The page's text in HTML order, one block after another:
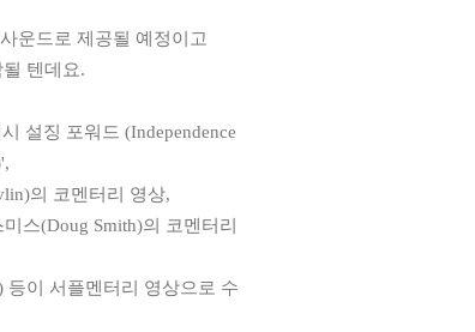
사운드로 제공될 예정이고
텐데요.
설징 포워드 (Independence
의 코멘터리 영상,
스(Doug Smith)의 코멘터리
등이 서플멘터리 영상으로 수